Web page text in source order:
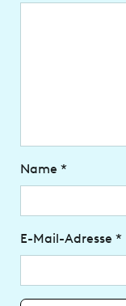
Name *
E-Mail-Adresse *